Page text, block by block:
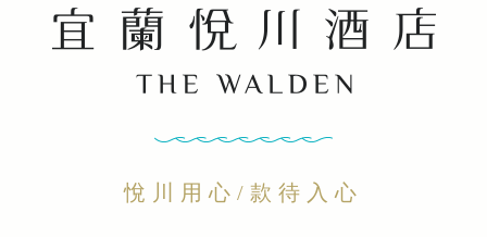
悅川用心/款待入心